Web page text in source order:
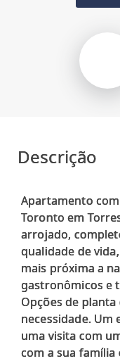
Descrição
Apartamento com
Toronto em
arrojado,
qualidade de
mais próxima a
gastronômicos e
Opções de
necessidade.
uma visita com
com a sua família